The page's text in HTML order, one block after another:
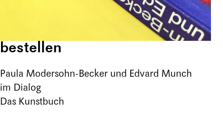
bestellen
Paula Modersohn-Becker und Edvard Munch
im Dialog
Das Kunstbuch